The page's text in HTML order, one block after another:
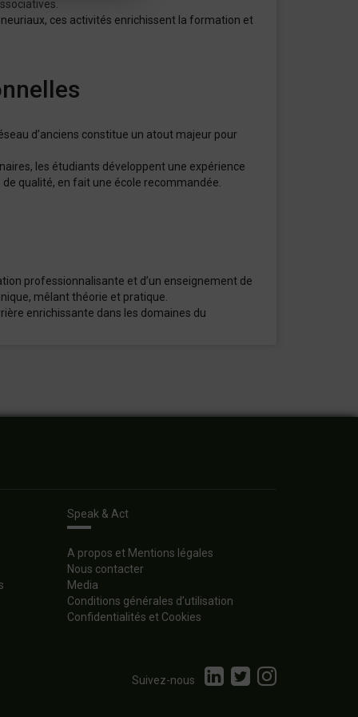
ces activités enrichissent la formation et
d’anciens constitue un atout majeur pour
les étudiants développent une expérience
qualité, en fait une école recommandée.
professionnalisante et d’un enseignement de
mêlant théorie et pratique.
enrichissante dans les domaines du
Speak & Act
A propos et Mentions légales
Nous contacter
Media
Conditions générales d’utilisation
Confidentialités et Cookies
Suivez-nous